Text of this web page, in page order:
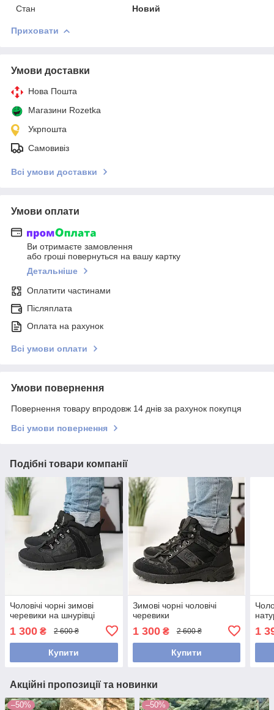
Стан Новий
Приховати
Умови доставки
Нова Пошта
Магазини Rozetka
Укрпошта
Самовивіз
Всі умови доставки
Умови оплати
Ви отримаєте замовлення
або гроші повернуться на вашу картку
Детальніше
Оплатити частинами
Післяплата
Оплата на рахунок
Всі умови оплати
Умови повернення
Повернення товару впродовж 14 днів за рахунок покупця
Всі умови повернення
Подібні товари компанії
Чоловічі чорні зимові
черевики на шнурівці
1 300 ₴ 2 600 ₴
Купити
Зимові чорні чоловічі
черевики
1 300₴ 2 600 ₴
Купити
1
Акційні пропозиції та новинки
–50% –50%